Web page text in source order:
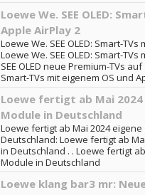
Loewe We. SEE OLED:
Apple AirPlay 2
Loewe We. SEE OLED: Smart-
Loewe We. SEE OLED: Smart-
SEE OLED neue Premium-TVs
Smart-TVs mit eigenem OS und
Loewe fertigt ab Mai 2024
Module in Deutschland
Loewe fertigt ab Mai 2024 eigene
Deutschland: Loewe fertigt ab
in Deutschland . . Loewe fertigt
Module in Deutschland
Loewe klang bar3 mr: